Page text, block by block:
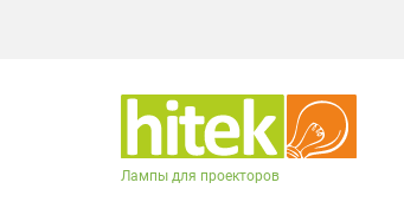
Лампы для проекторов